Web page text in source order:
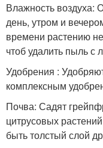
Влажность воздуха:
день, утром и
времени растению
чтоб удалить пыль с
Удобрения :
комплексным
Почва: Садят
цитрусовых
быть толстый слой